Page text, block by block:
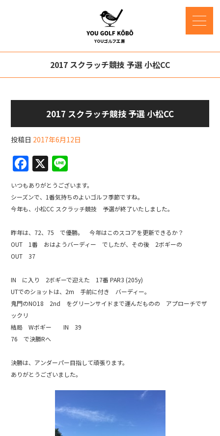
2017 スクラッチ競技 予選 小松CC
2017 スクラッチ競技 予選 小松CC
投稿日 2017年6月12日
F
a
c
e
b
o
o
k
X
n
e
いつもありがとうございます。
シーズンで、1番気持ちのよいゴルフ季節ですね。
今年も、小松CC スクラッチ競技 予選が終了いたしました。
昨年は、72、75 で優勝。 今年はこのスコアを更新できるか？
OUT 1番 おはようバーディー でしたが、その後 2ボギーの
OUT 37
IN に入り 2ボギーで迎えた 17番 PAR3 (205y)
UTでのショットは、2m 手前に付き バーディー。
鬼門のNO18 2nd をグリーンサイドまで運んだものの アプローチでザ
ックリ
結局 Wボギー IN 39
76 で決勝Rへ
決勝は、アンダーパー目指して頑張ります。
ありがとうございました。